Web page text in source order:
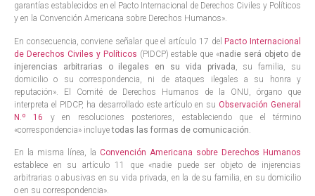
garantías establecidos en el Pacto Internacional de Derechos Civiles y Políticos
y en la Convención Americana sobre Derechos Humanos».
En consecuencia, conviene señalar que el artículo 17 delPacto Internacional
de Derechos Civiles y Políticos (PIDCP) estable que «nadie será objeto de
injerencias arbitrarias o ilegales en su vida privada , su familia, su
domicilio o su correspondencia, ni de ataques ilegales a su honra y
reputación». El Comité de Derechos Humanos de la ONU, órgano que
interpreta el PIDCP, ha desarrollado este artículo en su Observación General
N.º 16
y en resoluciones posteriores, estableciendo que el término
«correspondencia» incluyetodas las formas de comunicación
En la misma línea, la Convención Americana sobre Derechos Humanos
establece en su artículo 11 que «nadie puede ser objeto de injerencias
arbitrarias o abusivas en su vida privada, en la de su familia, en su domicilio
o en su correspondencia».